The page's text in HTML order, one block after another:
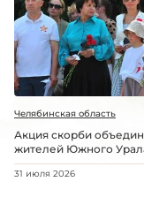
Челябинская область
Акция скорби
жителей Южного
31 июля 2026